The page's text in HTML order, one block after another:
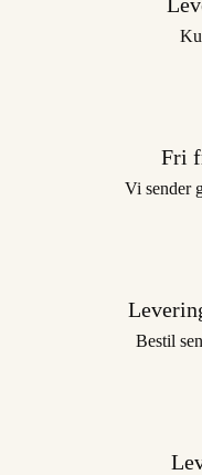
Fri
Vi sender
Bestil